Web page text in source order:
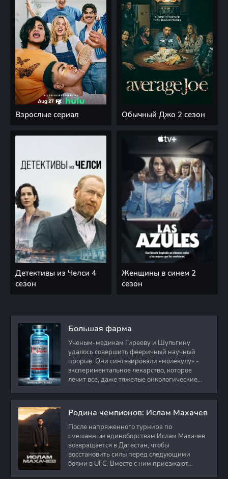
Взрослые сериал Обычный Джо 2 сезон
Детективы из Челси 4
сезон
Женщины в синем 2
сезон
Большая фарма
Ученым-медикам Гирееву и Шульгину
удалось совершить фееричный научный
прорыв. Они синтезировали «молекулу» -
экспериментальное лекарство, которое
лечит все, даже тяжелые онкологические
Родина чемпионов: Ислам Махачев
После напряженного турнира по
смешанным единоборствам Ислам Махачев
возвращается в Дагестан, чтобы
восстановить силы перед следующими
боями в UFC. Вместе с ним приезжают